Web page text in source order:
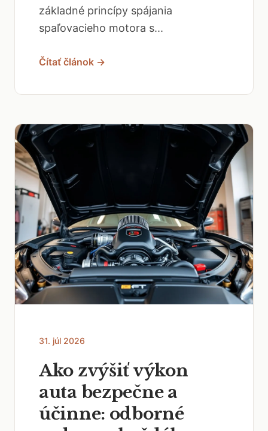
základné princípy spájania
spaľovacieho motora s...
Čítať článok →
31. júl 2026
Ako zvýšiť výkon
auta bezpečne a
účinne: odborné